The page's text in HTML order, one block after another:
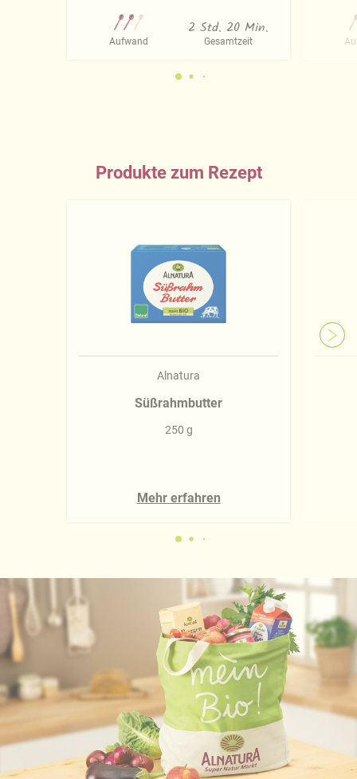
Aufwand
2 Std. 20 Min.
Gesamtzeit
Produkte zum Rezept
Alnatura
Süßrahmbutter
250 g
Mehr erfahren